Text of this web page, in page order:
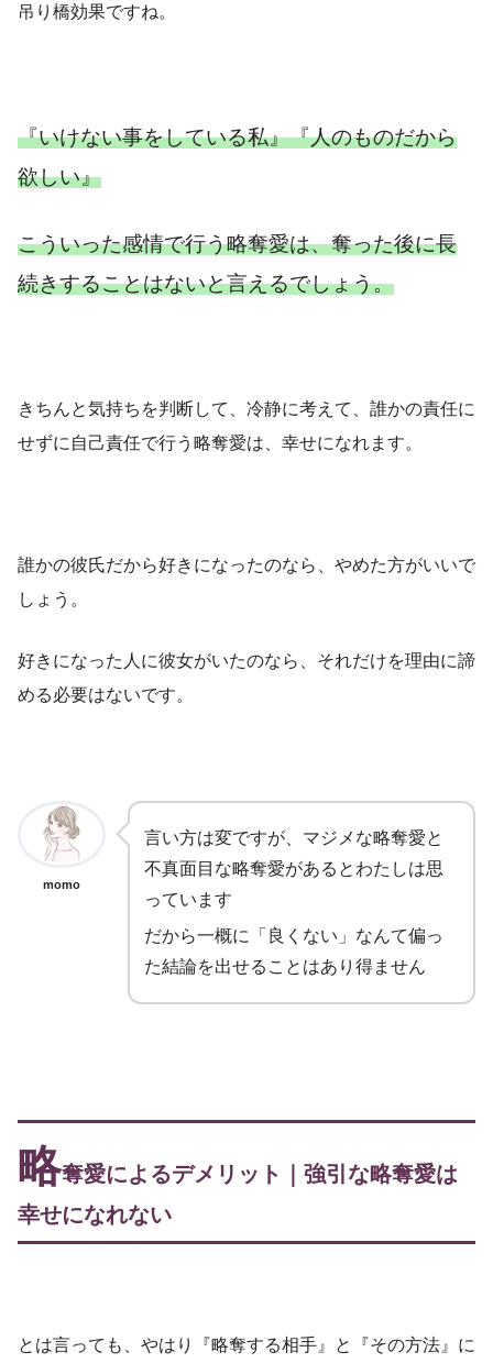
吊り橋効果ですね。
『いけない事をしている私』『人のものだから
欲しい』
こういった感情で行う略奪愛は、奪った後に長
続きすることはないと言えるでしょう。
きちんと気持ちを判断して、冷静に考えて、誰かの責任に
せずに自己責任で行う略奪愛は、幸せになれます。
誰かの彼氏だから好きになったのなら、やめた方がいいで
しょう。
好きになった人に彼女がいたのなら、それだけを理由に諦
める必要はないです。
momo
言い方は変ですが、マジメな略奪愛と
不真面目な略奪愛があるとわたしは思
っています
だから一概に「良くない」なんて偏っ
た結論を出せることはあり得ません
略奪愛によるデメリット｜強引な略奪愛は
幸せになれない
とは言っても、やはり『略奪する相手』と『その方法』に